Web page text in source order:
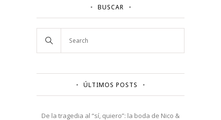
BUSCAR
ÚLTIMOS POSTS
De la tragedia al “sí, quiero”: la boda de Nico &